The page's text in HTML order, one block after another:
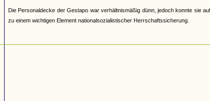
Die Personaldecke der Gestapo war verhältnismäßig dünn, jedoch konnte sie
zu einem wichtigen Element nationalsozialistischer Herrschaftssicherung.